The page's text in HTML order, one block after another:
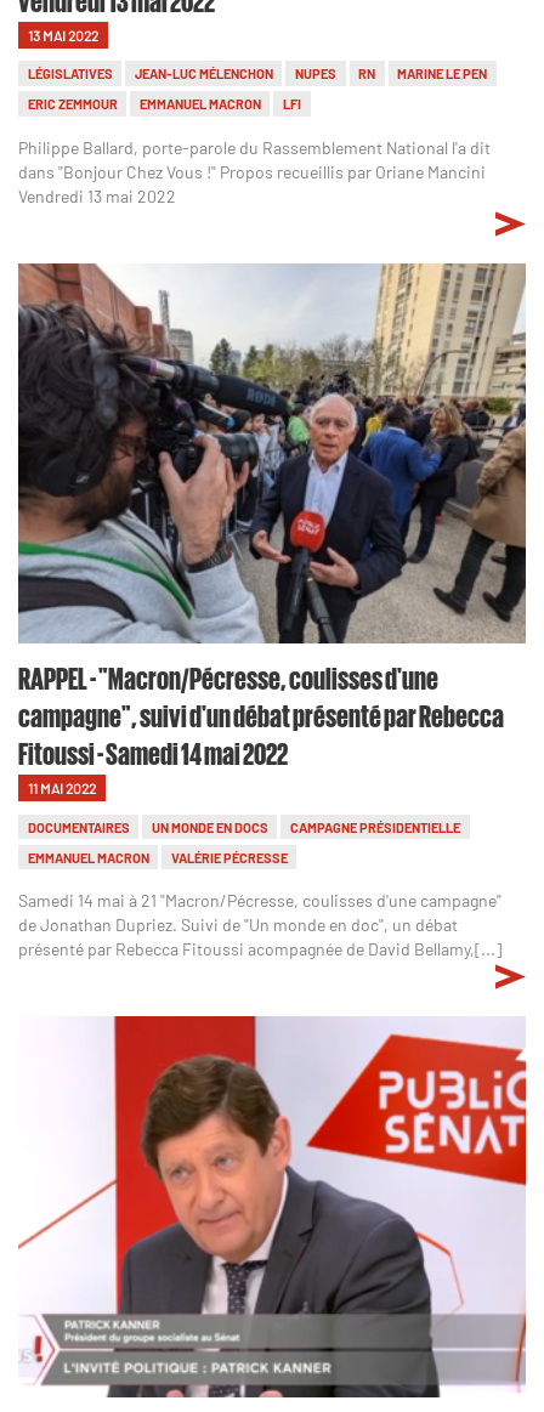
13 MAI 2022
LÉGISLATIVES JEAN-LUC MÉLENCHON NUPES RN
MARINE LE PEN
ERIC ZEMMOUR
EMMANUEL MACRON LFI
Philippe Ballard, porte-parole du Rassemblement National l'a dit
dans "Bonjour Chez Vous !" Propos recueillis par Oriane Mancini
Vendredi 13 mai 2022
RAPPEL - "Macron/Pécresse, coulisses d'une
campagne", suivi d'un débat présenté par Rebecca
Fitoussi - Samedi 14 mai 2022
11 MAI 2022
DOCUMENTAIRES UN MONDE EN DOCS
CAMPAGNE PRÉSIDENTIELLE
EMMANUEL MACRON
VALÉRIE PÉCRESSE
Samedi 14 mai à 21 "Macron/Pécresse, coulisses d'une campagne"
de Jonathan Dupriez. Suivi de "Un monde en doc", un débat
présenté par Rebecca Fitoussi acompagnée de David Bellamy,[...]